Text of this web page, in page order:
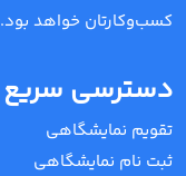
کسب‌وکارتان خواهد بود.
دسترسی سریع
تقویم نمایشگاهی
ثبت نام نمایشگاهی